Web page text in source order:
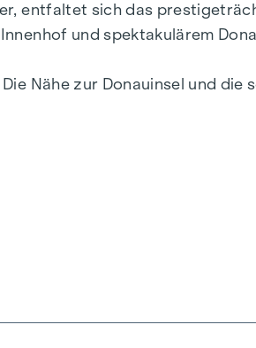
entfaltet sich das
und spektakulärem
Nähe zur Donauinsel und
reichen, finden hier alle